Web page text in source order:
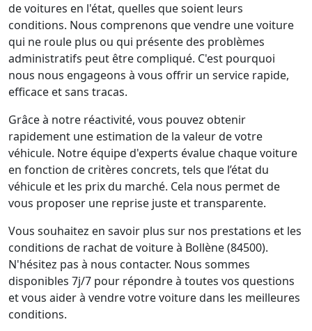
de voitures en l'état, quelles que soient leurs
conditions. Nous comprenons que vendre une voiture
qui ne roule plus ou qui présente des problèmes
administratifs peut être compliqué. C'est pourquoi
nous nous engageons à vous offrir un service rapide,
efficace et sans tracas.
Grâce à notre réactivité, vous pouvez obtenir
rapidement une estimation de la valeur de votre
véhicule. Notre équipe d'experts évalue chaque voiture
en fonction de critères concrets, tels que l’état du
véhicule et les prix du marché. Cela nous permet de
vous proposer une reprise juste et transparente.
Vous souhaitez en savoir plus sur nos prestations et les
conditions de rachat de voiture à Bollène (84500).
N'hésitez pas à nous contacter. Nous sommes
disponibles 7j/7 pour répondre à toutes vos questions
et vous aider à vendre votre voiture dans les meilleures
conditions.